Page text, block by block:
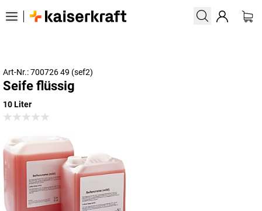
Art-Nr.: 700726 49 (sef2)
Seife flüssig
10 Liter